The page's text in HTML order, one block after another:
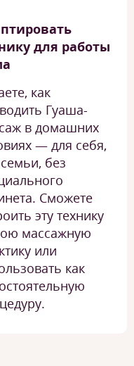
для работы
как
Гуаша-
в домашних
— для себя,
без
Сможете
эту технику
массажную
или
как